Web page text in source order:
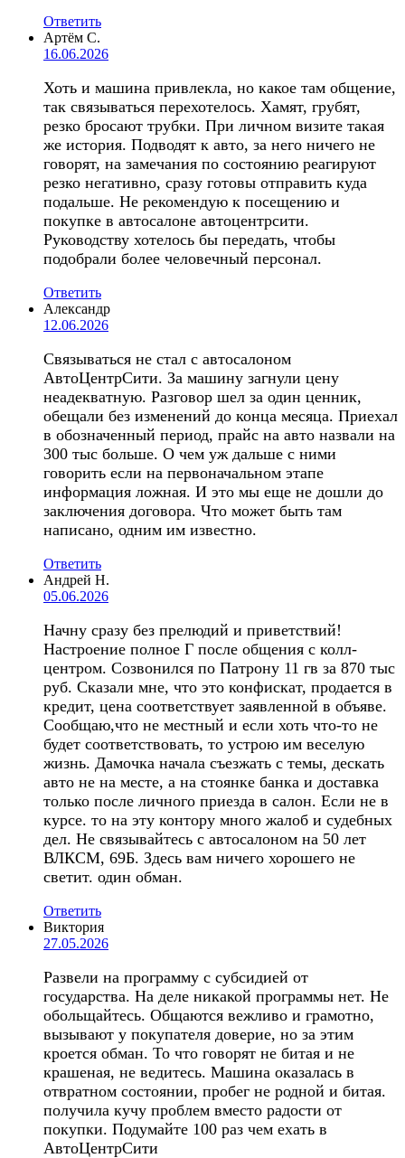
Ответить
Артём С.
16.06.2026
Хоть и машина привлекла, но какое там общение,
так связываться перехотелось. Хамят, грубят,
резко бросают трубки. При личном визите такая
же история. Подводят к авто, за него ничего не
говорят, на замечания по состоянию реагируют
резко негативно, сразу готовы отправить куда
подальше. Не рекомендую к посещению и
покупке в автосалоне автоцентрсити.
Руководству хотелось бы передать, чтобы
подобрали более человечный персонал.
Ответить
Александр
12.06.2026
Связываться не стал с автосалоном
АвтоЦентрСити. За машину загнули цену
неадекватную. Разговор шел за один ценник,
обещали без изменений до конца месяца. Приехал
в обозначенный период, прайс на авто назвали на
300 тыс больше. О чем уж дальше с ними
говорить если на первоначальном этапе
информация ложная. И это мы еще не дошли до
заключения договора. Что может быть там
написано, одним им известно.
Ответить
Андрей Н.
05.06.2026
Начну сразу без прелюдий и приветствий!
Настроение полное Г после общения с колл-
центром. Созвонился по Патрону 11 гв за 870 тыс
руб. Сказали мне, что это конфискат, продается в
кредит, цена соответствует заявленной в объяве.
Сообщаю,что не местный и если хоть что-то не
будет соответствовать, то устрою им веселую
жизнь. Дамочка начала съезжать с темы, дескать
авто не на месте, а на стоянке банка и доставка
только после личного приезда в салон. Если не в
курсе. то на эту контору много жалоб и судебных
дел. Не связывайтесь с автосалоном на 50 лет
ВЛКСМ, 69Б. Здесь вам ничего хорошего не
светит. один обман.
Ответить
Виктория
27.05.2026
Развели на программу с субсидией от
государства. На деле никакой программы нет. Не
обольщайтесь. Общаются вежливо и грамотно,
вызывают у покупателя доверие, но за этим
кроется обман. То что говорят не битая и не
крашеная, не ведитесь. Машина оказалась в
отвратном состоянии, пробег не родной и битая.
получила кучу проблем вместо радости от
покупки. Подумайте 100 раз чем ехать в
АвтоЦентрСити